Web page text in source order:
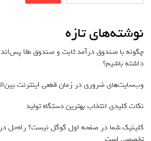
نوشته‌های تازه
چگونه با صندوق درآمد ثابت و صندوق طلا
داشته باشیم؟
وب‌سایت‌های ضروری در زمان قطعی اینترنت
نکات کلیدی انتخاب بهترین دستگاه تولید
کلینیک شما در صفحه اول گوگل نیست؟ راه‌حل